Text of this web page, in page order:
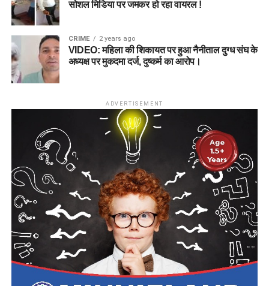
सोशल मिडिया पर जमकर हो रहा वायरल !
CRIME 2 years ago
VIDEO: महिला की शिकायत पर हुआ नैनीताल दुग्ध संघ के
अध्यक्ष पर मुकदमा दर्ज, दुष्कर्म का आरोप।
ADVERTISEMENT